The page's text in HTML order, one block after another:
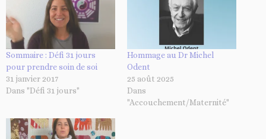
e
m
e
n
t
Sommaire : Défi 31 jours
pour prendre soin de soi
31 janvier 2017
Dans "Défi 31 jours"
Hommage au Dr Michel
Odent
25 août 2025
Dans
"Accouchement/Maternité"